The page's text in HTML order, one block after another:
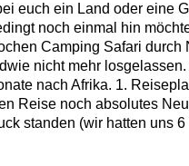
euch ein Land oder eine
noch einmal hin
Camping Safari
nicht mehr
nach Afrika. 1.
Reise noch absolutes
standen (wir hatten uns